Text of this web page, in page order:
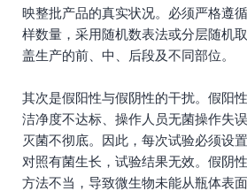
映整批产品的真实状况。必须严格遵
样数量，采用随机数表法或分层随机
盖生产的前、中、后段及不同部位。
其次是假阳性与假阴性的干扰。假阳
洁净度不达标、操作人员无菌操作失
灭菌不彻底。因此，每次试验必须设
对照有菌生长，试验结果无效。假阴
方法不当，导致微生物未能从瓶体表